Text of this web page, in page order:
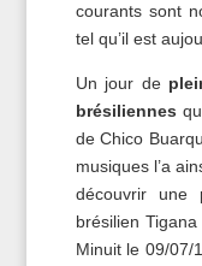
courants sont
tel qu’il est
Un jour de
brésiliennes
de Chico
musiques l’a
découvrir une
brésilien
Minuit le 09/07/